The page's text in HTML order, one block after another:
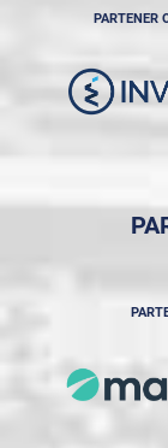
PARTENER